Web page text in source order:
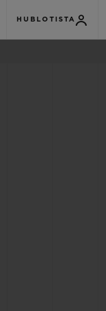
HUBLOTISTA